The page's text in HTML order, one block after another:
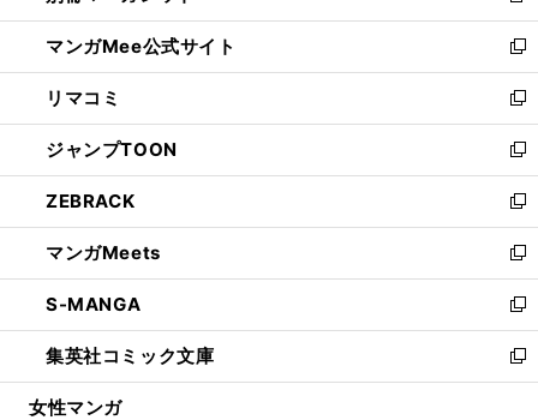
開
く
ン
ド
ウ
で
開
く
ウ
ィ
ン
ド
ウ
で
開
く
し
い
ウ
ィ
ン
ド
ウ
で
開
く
マンガMee公式サイト
新
し
い
ウ
ィ
ン
ド
ウ
で
開
く
リマコミ
新
し
い
ウ
ィ
ン
ド
ウ
で
開
く
ジャンプTOON
新
し
い
ウ
ィ
ン
ド
ウ
で
開
ZEBRACK
新
し
い
ウ
ィ
ン
ド
ウ
マンガMeets
新
し
い
ウ
ィ
ン
S-MANGA
新
し
い
ウ
集英社コミック文庫
新
し
女性マンガ